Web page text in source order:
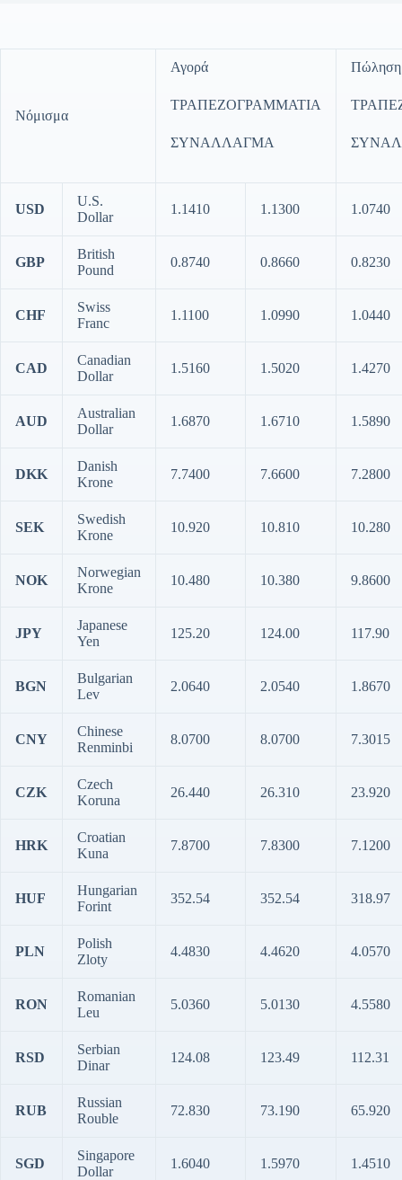
Νόμισμα
Αγορά
ΤΡΑΠΕΖΟΓΡΑΜΜΑΤΙΑ
ΣΥΝΑΛΛΑΓΜΑ
Πώληση
USD
U.S.
Dollar
1.1410 1.1300 1.0740
GBP
British
Pound
0.8740 0.8660 0.8230
CHF
Swiss
Franc
1.1100 1.0990 1.0440
CAD
Canadian
Dollar
1.5160 1.5020 1.4270
AUD
Australian
Dollar
1.6870 1.6710 1.5890
DKK
Danish
Krone
7.7400 7.6600 7.2800
SEK
Swedish
Krone
10.920 10.810 10.280
NOK
Norwegian
Krone
10.480 10.380 9.8600
JPY
Japanese
Yen
125.20 124.00 117.90
BGN
Bulgarian
Lev
2.0640 2.0540 1.8670
CNY
Chinese
Renminbi
8.0700 8.0700 7.3015
CZK
Czech
Koruna
26.440 26.310 23.920
HRK
Croatian
Kuna
7.8700 7.8300 7.1200
HUF
Hungarian
Forint
352.54 352.54 318.97
PLN
Polish
Zloty
4.4830 4.4620 4.0570
RON
Romanian
Leu
5.0360 5.0130 4.5580
RSD
Serbian
Dinar
124.08 123.49 112.31
RUB
Russian
Rouble
72.830 73.190 65.920
SGD
Singapore
Dollar
1.6040 1.5970 1.4510